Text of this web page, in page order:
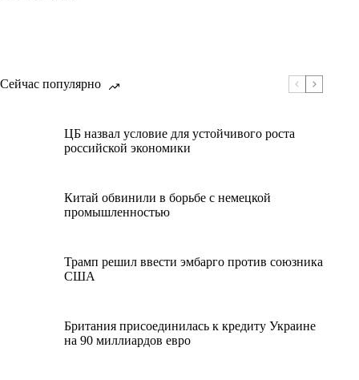
Сейчас популярно
ЦБ назвал условие для устойчивого роста
российской экономики
Китай обвинили в борьбе с немецкой
промышленностью
Трамп решил ввести эмбарго против союзника
США
Британия присоединилась к кредиту Украине
на 90 миллиардов евро